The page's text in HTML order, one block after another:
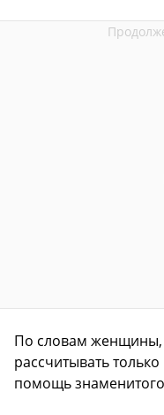
По словам женщины,
рассчитывать
помощь